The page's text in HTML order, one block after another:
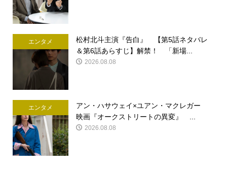
エンタメ
松村北斗主演『告白』 【第5話ネタバレ
＆第6話あらすじ】解禁！ 「新場...
2026.08.08
エンタメ
アン・ハサウェイ×ユアン・マクレガー
映画『オークストリートの異変』 ...
2026.08.08